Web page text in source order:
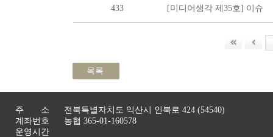
433 [미디어생각 제35호] 이슈
목록
주 소
전북특별자치도 익산시 인북로 424 (54540)
계좌번호
농협 365-01-160578
운영시간